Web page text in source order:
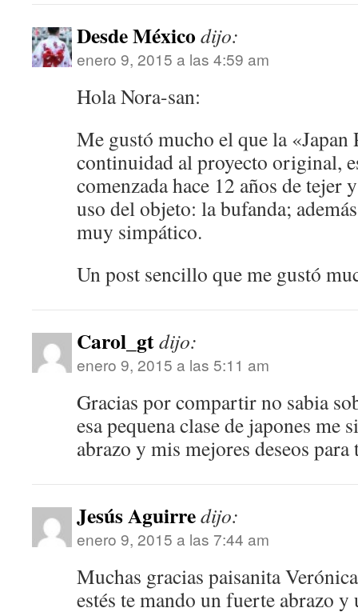
Desde México dijo:
enero 9, 2015 a las 4:59 am
Hola Nora-san:
Me gustó mucho el que la «Japan
continuidad al proyecto original,
comenzada hace 12 años de tejer
uso del objeto: la bufanda;
muy simpático.
Un post sencillo que me gustó
Carol_gtdijo:
enero 9, 2015 a las 5:11 am
Gracias por compartir no sabia
esa pequena clase de japones me
abrazo y mis mejores deseos para
Jesús Aguirredijo:
enero 9, 2015 a las 7:44 am
Muchas gracias paisanita
estés te mando un fuerte abrazo